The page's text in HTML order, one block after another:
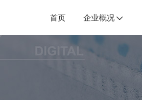
首页 企业概况